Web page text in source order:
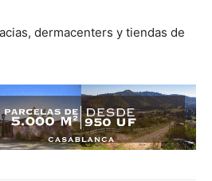
dermacenters y tiendas de